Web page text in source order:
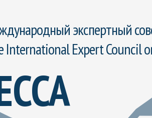
экспертный
International Expert Council